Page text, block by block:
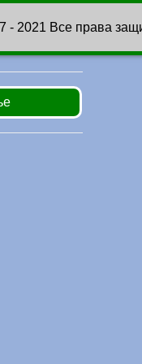
- 2021 Все права